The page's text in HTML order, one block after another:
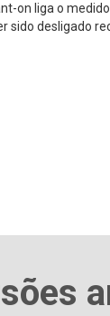
on liga o
sido desligado